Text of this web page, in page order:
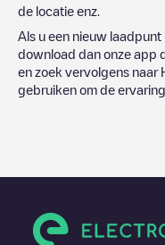
de locatie enz.
Als u een nieuw laadpunt
download dan onze app
en zoek vervolgens naar
gebruiken om de